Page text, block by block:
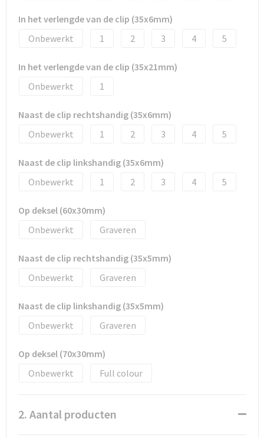
Reistassen
In het verlengde van de clip (35x6mm)
Onbewerkt
1 2 3 4 5
In het verlengde van de clip (35x21mm)
Onbewerkt
1
Naast de clip rechtshandig (35x6mm)
Onbewerkt
1 2 3 4 5
Naast de clip linkshandig (35x6mm)
Onbewerkt
1 2 3 4 5
Op deksel (60x30mm)
Onbewerkt
Graveren
Naast de clip rechtshandig (35x5mm)
Onbewerkt
Graveren
Naast de clip linkshandig (35x5mm)
Onbewerkt
Graveren
Op deksel (70x30mm)
Onbewerkt
Full colour
2. Aantal producten